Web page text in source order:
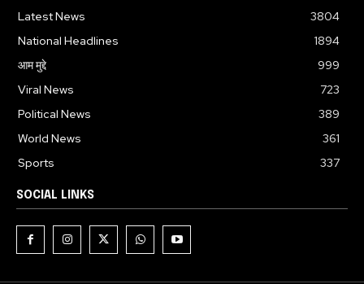
Latest News
3804
National Headlines
1894
आम मुद्दे
999
Viral News
723
Political News
389
World News
361
Sports
337
SOCIAL LINKS